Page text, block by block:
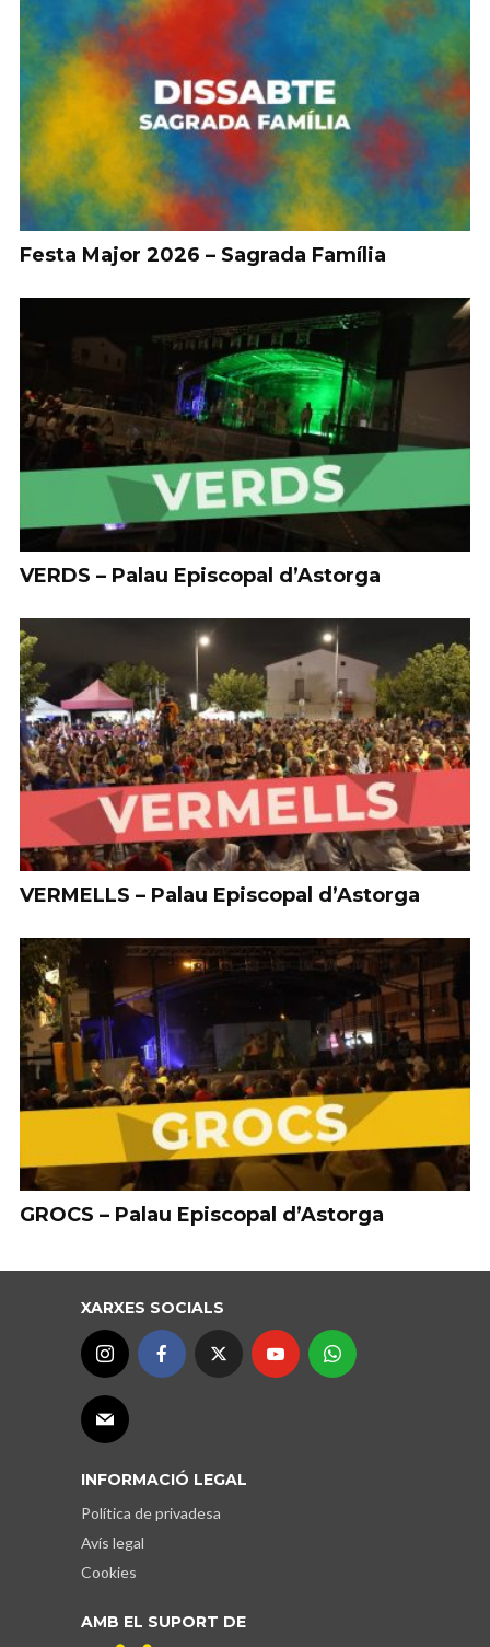
Festa Major 2026 – Sagrada Família
VERDS – Palau Episcopal d’Astorga
VERMELLS – Palau Episcopal d’Astorga
GROCS – Palau Episcopal d’Astorga
XARXES SOCIALS
INFORMACIÓ LEGAL
Política de privadesa
Avís legal
Cookies
AMB EL SUPORT DE